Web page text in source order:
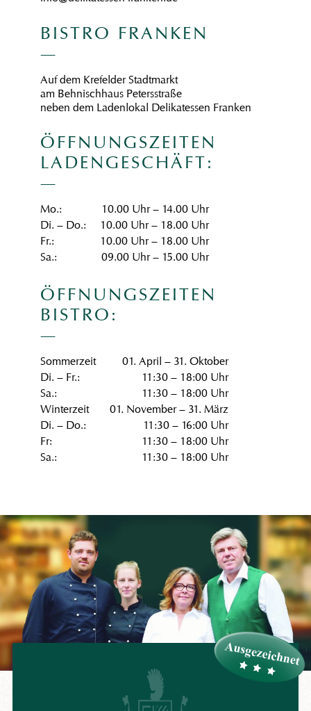
BISTRO FRANKEN
Auf dem Krefelder Stadtmarkt
am Behnischhaus Petersstraße
neben dem Ladenlokal Delikatessen Franken
ÖFFNUNGSZEITEN
LADENGESCHÄFT:
Mo.:
10.00 Uhr – 14.00 Uhr
Di. – Do.:
10.00 Uhr – 18.00 Uhr
Fr.:
10.00 Uhr – 18.00 Uhr
Sa.:
09.00 Uhr – 15.00 Uhr
ÖFFNUNGSZEITEN
BISTRO:
Sommerzeit
01. April – 31. Oktober
Di. – Fr.:
11:30 – 18:00 Uhr
Sa.:
11:30 – 18:00 Uhr
Winterzeit
01. November – 31. März
Di. – Do.:
11:30 – 16:00 Uhr
Fr:
11:30 – 18:00 Uhr
Sa.:
11:30 – 18:00 Uhr